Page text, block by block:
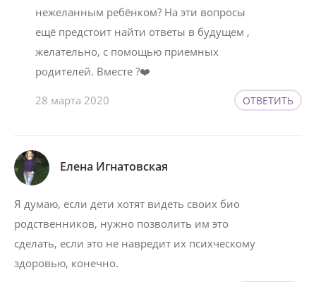
нежеланным ребёнком? На эти вопросы
ещё предстоит найти ответы в будущем ,
желательно, с помощью приемных
родителей. Вместе ?❤️
28 марта 2020 ОТВЕТИТЬ
Елена Игнатовская
Я думаю, если дети хотят видеть своих био
родственников, нужно позволить им это
сделать, если это не навредит их психческому
здоровью, конечно.